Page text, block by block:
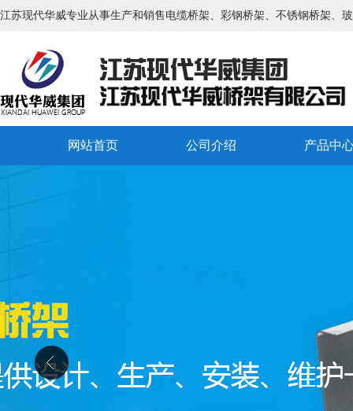
江苏现代华威专业从事生产和销售电缆桥架、彩钢桥架、不锈钢桥架、
网站首页 公司介绍 产品中